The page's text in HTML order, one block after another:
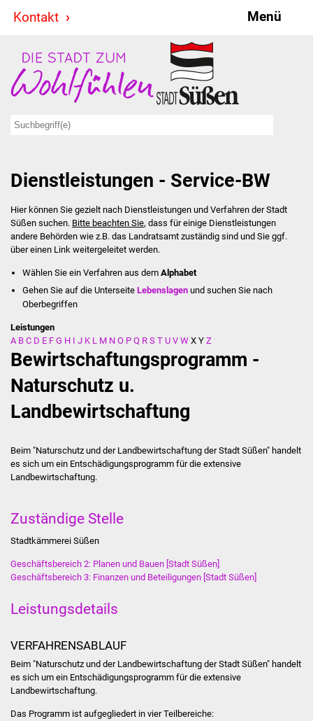
Kontakt Menü
Stadt & Politik
Bürgermeister
Ausschüsse
Ratsinformationssystem
Jugendbeirat
Summerrockfestival
Stadtverwaltung
Behördenwegweiser
FNP / Bebauungspläne
Jubiläumsjahr 2021
Dienstleistungen - Service-BW
Hier können Sie gezielt nach Dienstleistungen und Verfahren der Stadt
Süßen suchen. Bitte beachten Sie, dass für einige Dienstleistungen
andere Behörden wie z.B. das Landratsamt zuständig sind und Sie ggf.
über einen Link weitergeleitet werden.
Wählen Sie ein Verfahren aus dem Alphabet
Gehen Sie auf die UnterseiteLebenslagen und suchen Sie nach
Oberbegriffen
Leistungen
A B C D E F G H I J K L M N O P Q R S T U V W X Y Z
Bewirtschaftungsprogramm -
Naturschutz u.
Landbewirtschaftung
Beim "Naturschutz und der Landbewirtschaftung der Stadt Süßen" handelt
es sich um ein Entschädigungsprogramm für die extensive
Landbewirtschaftung.
Zuständige Stelle
Stadtkämmerei Süßen
Geschäftsbereich 2: Planen und Bauen [Stadt Süßen]
Geschäftsbereich 3: Finanzen und Beteiligungen [Stadt Süßen]
Leistungsdetails
VERFAHRENSABLAUF
Beim "Naturschutz und der Landbewirtschaftung der Stadt Süßen" handelt
es sich um ein Entschädigungsprogramm für die extensive
Landbewirtschaftung.
Das Programm ist aufgegliedert in vier Teilbereiche: